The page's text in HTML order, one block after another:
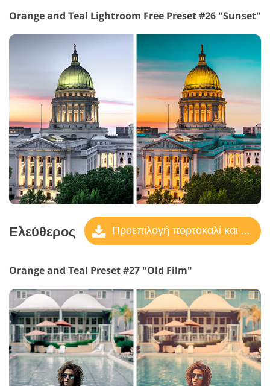
Orange and Teal Lightroom Free Preset #26 "Sunset"
Ελεύθερος Προεπιλογή πορτοκαλί και γαλαζοπράσινο
Orange and Teal Preset #27 "Old Film"